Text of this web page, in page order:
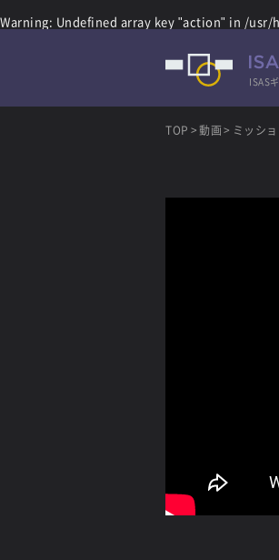
Warning: Undefined array key "action" in /usr/
ISAS
TOP 動画 ミッシ